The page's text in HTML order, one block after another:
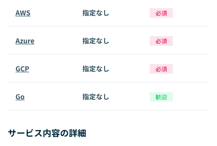
AWS 指定なし 必須
Azure 指定なし 必須
GCP 指定なし 必須
Go 指定なし 歓迎
サービス内容の詳細